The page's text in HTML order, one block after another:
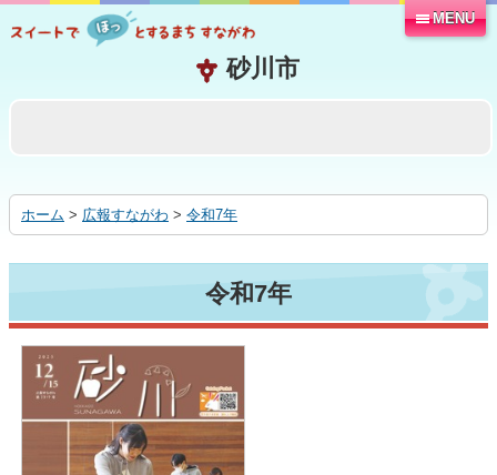
る
MENU
ホーム > 広報すながわ > 令和7年
令和7年